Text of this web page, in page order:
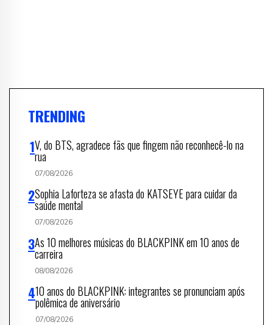
TRENDING
V, do BTS, agradece fãs que fingem não reconhecê-lo na
rua
07/08/2026
Sophia Laforteza se afasta do KATSEYE para cuidar da
saúde mental
07/08/2026
As 10 melhores músicas do BLACKPINK em 10 anos de
carreira
08/08/2026
10 anos do BLACKPINK: integrantes se pronunciam após
polêmica de aniversário
07/08/2026